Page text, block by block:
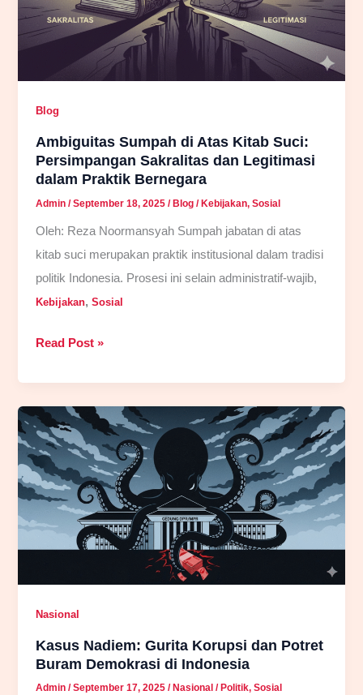
Blog
Ambiguitas Sumpah di Atas Kitab Suci:
Persimpangan Sakralitas dan Legitimasi
dalam Praktik Bernegara
Admin/September 18, 2025/Blog /Kebijakan,Sosial
Oleh: Reza Noormansyah Sumpah jabatan di atas
kitab suci merupakan praktik institusional dalam tradisi
politik Indonesia. Prosesi ini selain administratif-wajib,
Kebijakan,Sosial
Ambiguitas
Atas
Kitab
Suci:
Persimpangan
Sakralitas
dan
Legitimasi
Read Post »
Nasional
Kasus Nadiem: Gurita Korupsi dan Potret
Buram Demokrasi di Indonesia
Admin/September 17, 2025/ Nasional / Politik,Sosial